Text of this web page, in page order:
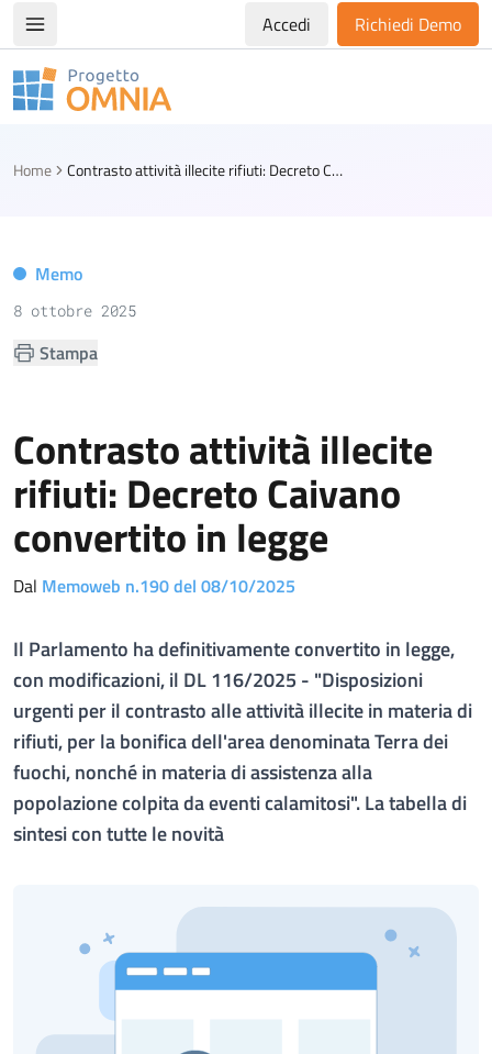
Apri/chiudi menù di navigazioneAccedi Richiedi Demo
Progetto Omnia
Home Contrasto attività illecite rifiuti: Decreto Caivano convertito in legge
Memo
8 ottobre 2025
Stampa
Contrasto attività illecite
rifiuti: Decreto Caivano
convertito in legge
Dal Memoweb n.190 del 08/10/2025
Il Parlamento ha definitivamente convertito in legge,
con modificazioni, il DL 116/2025 - "Disposizioni
urgenti per il contrasto alle attività illecite in materia di
rifiuti, per la bonifica dell'area denominata Terra dei
fuochi, nonché in materia di assistenza alla
popolazione colpita da eventi calamitosi". La tabella di
sintesi con tutte le novità